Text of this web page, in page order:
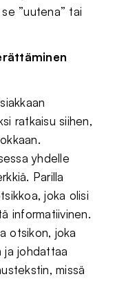
”uutena” tai
ratkaisu siihen,
yhdelle
Parilla
joka olisi
informatiivinen.
otsikon, joka
ja johdattaa
missä